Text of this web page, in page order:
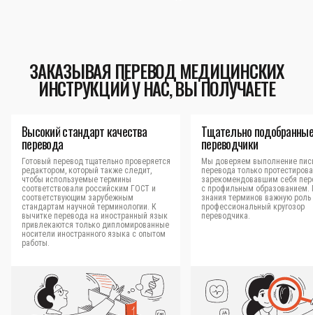
ЗАКАЗЫВАЯ ПЕРЕВОД МЕДИЦИНСКИХ
ИНСТРУКЦИЙ У НАС, ВЫ ПОЛУЧАЕТЕ
Высокий стандарт качества
перевода
Готовый перевод тщательно проверяется
редактором, который также следит,
чтобы используемые термины
соответствовали российским ГОСТ и
соответствующим зарубежным
стандартам научной терминологии. К
вычитке перевода на иностранный язык
привлекаются только дипломированные
носители иностранного языка с опытом
работы.
Тщательно подобранные
переводчики
Мы доверяем выполнение
перевода только
зарекомендовавшим себя
с профильным
знания терминов важную роль
профессиональный кругозор
переводчика.